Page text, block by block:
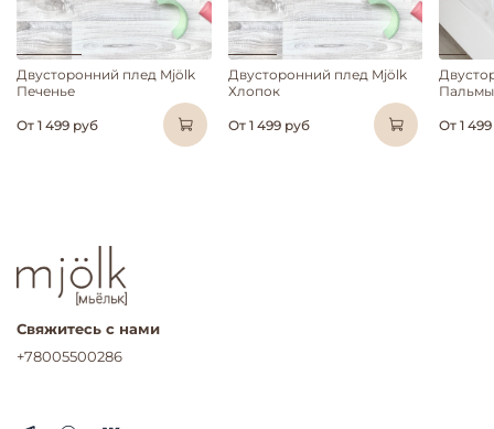
Двусторонний плед Mjölk
Печенье
От 1 499 руб
Двусторонний плед Mjölk
Хлопок
От 1 499 руб
Пальмы
От 1
Свяжитесь с нами
+78005500286